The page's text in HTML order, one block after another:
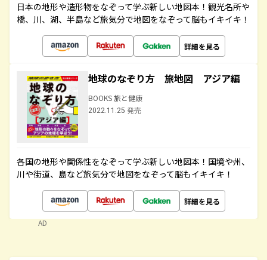
日本の地形や造形物をなぞって学ぶ新しい地図本！観光名所や
橋、川、湖、半島など旅気分で地図をなぞって脳もイキイキ！
詳細を見る
地球のなぞり方 旅地図 アジア編
BOOKS 旅と健康
2022.11.25 発売
各国の地形や関係性をなぞって学ぶ新しい地図本！国境や州、
川や街道、島など旅気分で地図をなぞって脳もイキイキ！
詳細を見る
AD